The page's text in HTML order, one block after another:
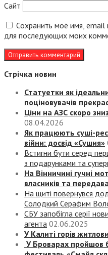
Сайт
Сохранить моё имя, email
для последующих моих
Стрічка новин
Статуетки як
поціновувачів
Ціни на АЗС скоро
08.04.2026
Як працюють суші-
війни: досвід «Сушия»
Встигни бути серед
з подарунками та
На Вінничині гучні
власників та
На щиті повернувся
Солодкий Серафим
СБУ запобігла серії
агента 02.06.2025
У Калиті горів
У Броварах пройшов